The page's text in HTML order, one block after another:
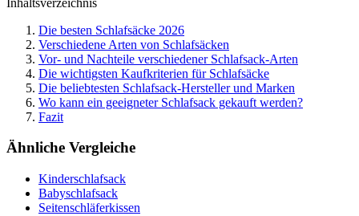
Die besten Schlafsäcke 2026
Verschiedene Arten von Schlafsäcken
Vor- und Nachteile verschiedener Schlafsack-Arten
Die wichtigsten Kaufkriterien für Schlafsäcke
Die beliebtesten Schlafsack-Hersteller und Marken
Wo kann ein geeigneter Schlafsack gekauft werden?
Fazit
Ähnliche Vergleiche
Kinderschlafsack
Babyschlafsack
Seitenschläferkissen